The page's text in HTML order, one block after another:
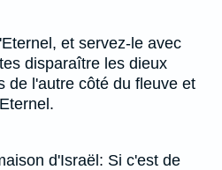
et servez-le avec
disparaître les dieux
de l'autre côté du fleuve et
d'Israël: Si c'est de